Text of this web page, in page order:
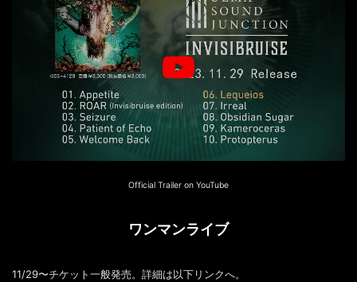
Official Trailer on YouTube
ワンマンライブ
11/29〜チケット一般発売。詳細は以下リンクへ。